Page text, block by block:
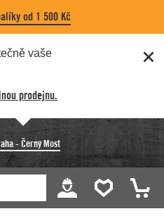
od 1 500 Kč
vaše
prodejnu.
- Černý Most